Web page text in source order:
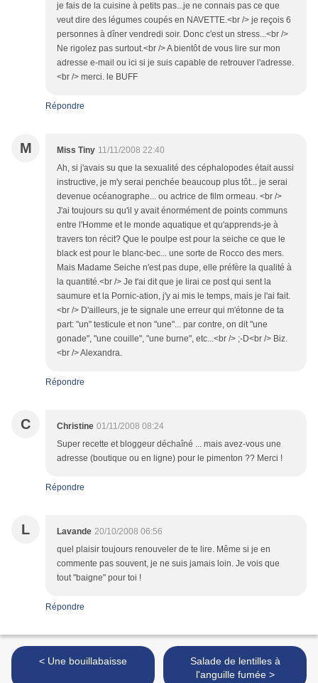
je fais de la cuisine à petits pas...je ne connais pas ce que
veut dire des légumes coupés en NAVETTE.<br /> je reçois 6
personnes à dîner vendredi soir. Donc c'est un stress...<br />
Ne rigolez pas surtout.<br /> A bientôt de vous lire sur mon
adresse e-mail ou ici si je suis capable de retrouver l'adresse.
<br /> merci. le BUFF
Répondre
M Miss Tiny 11/11/2008 22:40
Ah, si j'avais su que la sexualité des céphalopodes était aussi
instructive, je m'y serai penchée beaucoup plus tôt... je serai
devenue océanographe... ou actrice de film ormeau. <br />
J'ai toujours su qu'il y avait énormément de points communs
entre l'Homme et le monde aquatique et qu'apprends-je à
travers ton récit? Que le poulpe est pour la seiche ce que le
black est pour le blanc-bec... une sorte de Rocco des mers.
Mais Madame Seiche n'est pas dupe, elle préfère la qualité à
la quantité.<br /> Je t'ai dit que je lirai ce post qui sent la
saumure et la Pornic-ation, j'y ai mis le temps, mais je l'ai fait.
<br /> D'ailleurs, je te signale une erreur qui m'étonne de ta
part: "un" testicule et non "une"... par contre, on dit "une
gonade", "une couille", "une burne", etc...<br /> ;-D<br /> Biz.
<br /> Alexandra.
Répondre
C Christine 01/11/2008 08:24
Super recette et bloggeur déchaîné ... mais avez-vous une
adresse (boutique ou en ligne) pour le pimenton ?? Merci !
Répondre
L Lavande 20/10/2008 06:56
quel plaisir toujours renouveler de te lire. Même si je en
commente pas souvent, je ne suis jamais loin. Je vois que
tout "baigne" pour toi !
Répondre
< Une bouillabaisse
Salade de lentilles à
l'anguille fumée >